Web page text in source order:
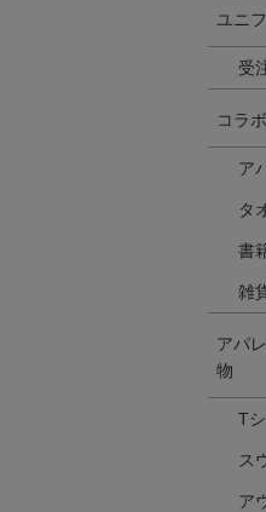
ユニ
受
コラ
ア
タ
書
雑
アパ
物
T
ス
ア